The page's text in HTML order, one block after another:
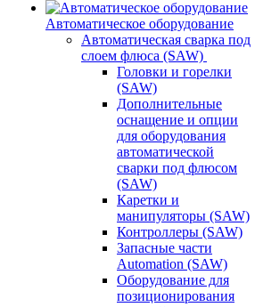
Автоматическое оборудование
Автоматическая сварка под
слоем флюса (SAW)
Головки и горелки
(SAW)
Дополнительные
оснащение и опции
для оборудования
автоматической
сварки под флюсом
(SAW)
Каретки и
манипуляторы (SAW)
Контроллеры (SAW)
Запасные части
Automation (SAW)
Оборудование для
позиционирования